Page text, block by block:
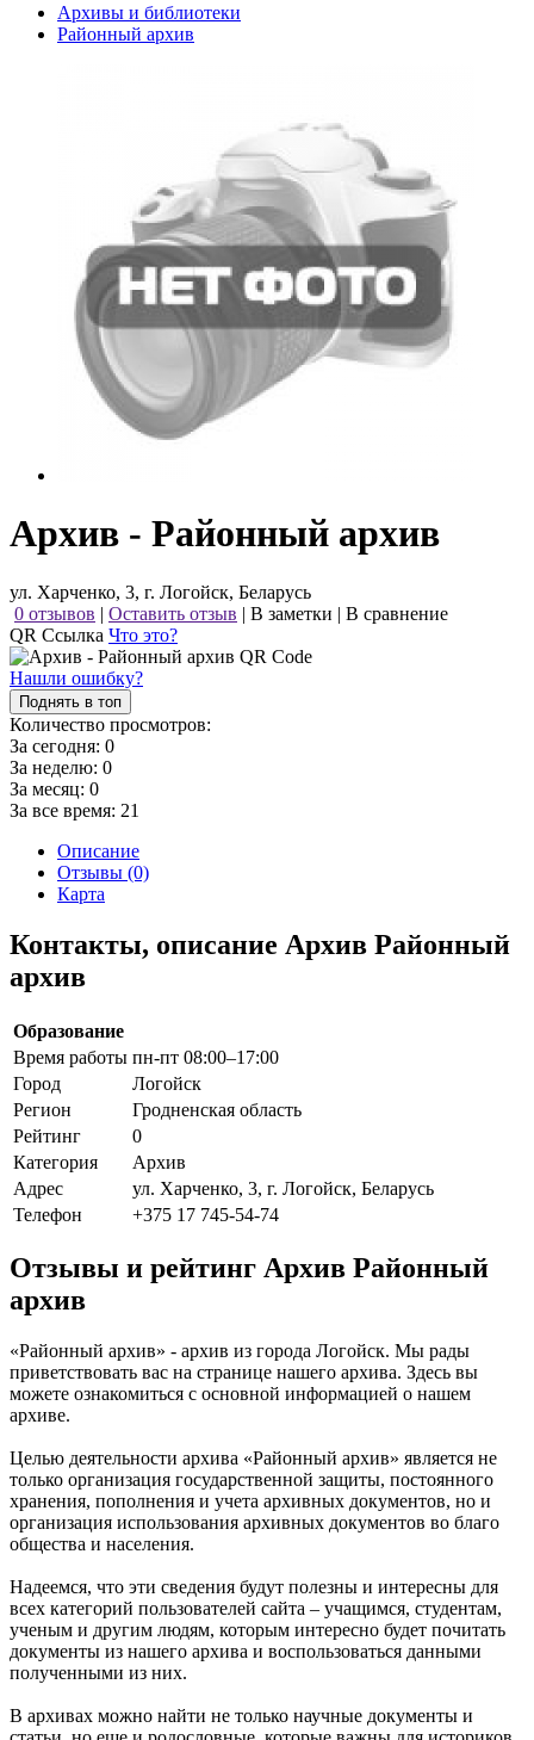
Архивы и библиотеки
Районный архив
Архив - Районный архив
ул. Харченко, 3, г. Логойск, Беларусь
0 отзывов | Оставить отзыв | В заметки | В сравнение
QR Ссылка Что это?
Нашли ошибку?
Поднять в топ
Количество просмотров:
За сегодня: 0
За неделю: 0
За месяц: 0
За все время: 21
Описание
Отзывы (0)
Карта
Контакты, описание Архив Районный
архив
Образование
Время работы пн-пт 08:00–17:00
Город
Логойск
Регион
Гродненская область
Рейтинг
0
Категория
Архив
Адрес
ул. Харченко, 3, г. Логойск, Беларусь
Телефон
+375 17 745-54-74
Отзывы и рейтинг Архив Районный
архив
«Районный архив» - архив из города Логойск. Мы рады
приветствовать вас на странице нашего архива. Здесь вы
можете ознакомиться с основной информацией о нашем
архиве.
Целью деятельности архива «Районный архив» является не
только организация государственной защиты, постоянного
хранения, пополнения и учета архивных документов, но и
организация использования архивных документов во благо
общества и населения.
Надеемся, что эти сведения будут полезны и интересны для
всех категорий пользователей сайта – учащимся, студентам,
ученым и другим людям, которым интересно будет почитать
документы из нашего архива и воспользоваться данными
полученными из них.
В архивах можно найти не только научные документы и